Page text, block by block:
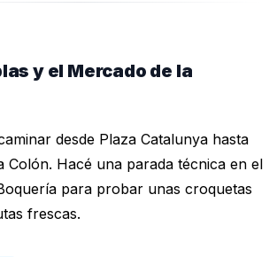
y el Mercado de la
desde Plaza Catalunya hasta
Colón. Hacé una parada técnica en el
para probar unas croquetas
frescas.